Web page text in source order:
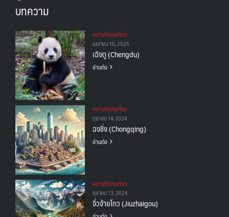
บทความ
สถานทีท่องเที่ยว
เมษายน 10, 2025
เฉิงตู (Chengdu)
อ่านต่อ
สถานทีท่องเที่ยว
ตุลาคม 14, 2024
ฉงชิ่ง (Chongqing)
อ่านต่อ
สถานทีท่องเที่ยว
ตุลาคม 13, 2024
จิ่วจ้ายโกว (Jiuzhaigou)